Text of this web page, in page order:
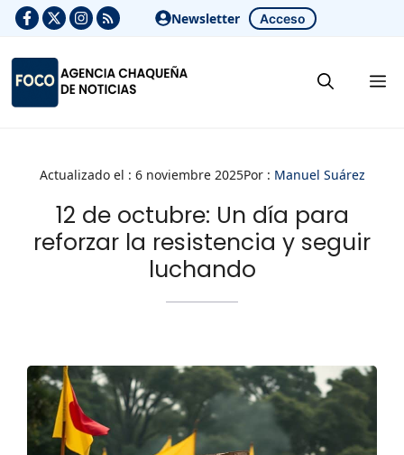
Saltar
contenido
Newsletter Acceso
Actualizado el : 6 noviembre 2025Por : Manuel Suárez
12 de octubre: Un día para
reforzar la resistencia y seguir
luchando